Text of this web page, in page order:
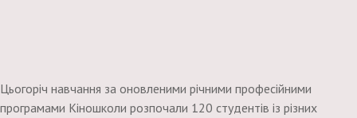
Цьогоріч навчання за оновленими річними професійними
програмами Кіношколи розпочали 120 студентів із різних